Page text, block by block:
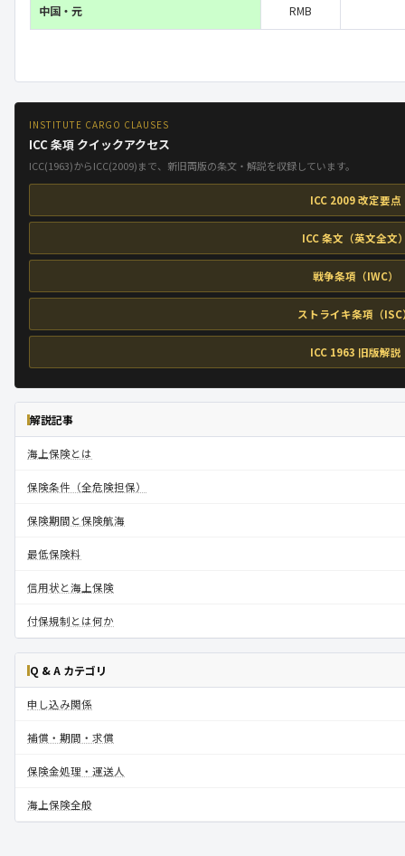
中国・元 RMB
INSTITUTE CARGO CLAUSES
ICC 条項 クイックアクセス
ICC(1963)からICC(2009)まで、新旧両版の条文・解説を収録しています。
ICC 2009 改定要点
ICC 条文（英文全文
戦争条項（IWC）
ストライキ条項（ISC
ICC 1963 旧版解説
解説記事
海上保険とは
保険条件（全危険担保）
保険期間と保険航海
最低保険料
信用状と海上保険
付保規制とは何か
Q & A カテゴリ
申し込み関係
補償・期間・求償
保険金処理・運送人
海上保険全般